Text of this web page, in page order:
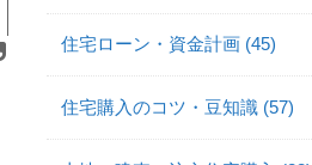
住宅ローン・資金計画 (45)
住宅購入のコツ・豆知識 (57)